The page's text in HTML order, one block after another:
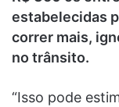
estabelecidas
correr mais,
no trânsito.
“Isso pode